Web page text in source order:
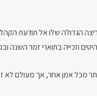
ושחקן ישראלי. הפריצה הגדולה
וזכייה בתוארי זמר השנה